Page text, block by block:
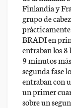
Finlandia y
grupo de
BRADI en
entraban los
9 minutos
segunda fase
entraban con
un primer
sobre un